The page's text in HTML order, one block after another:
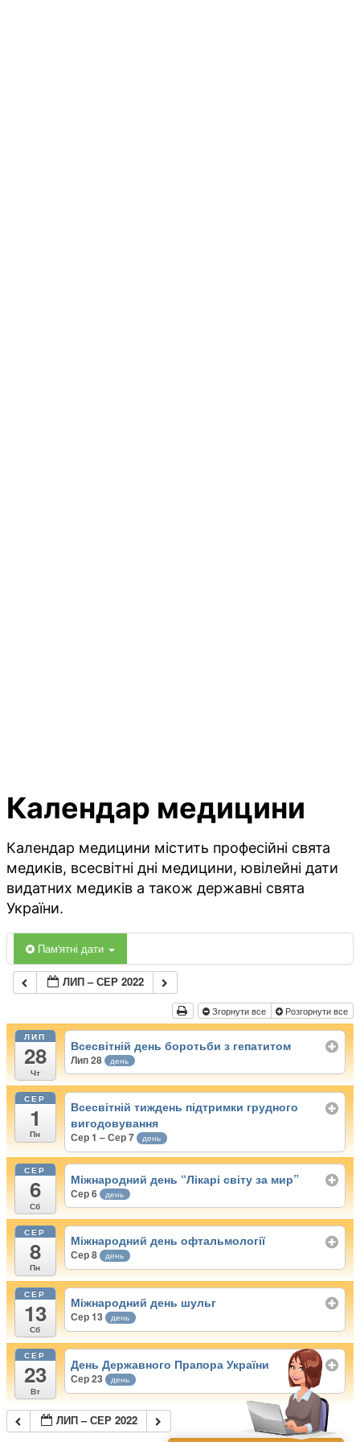
Календар медицини
Календар медицини містить професійні свята
медиків, всесвітні дні медицини, ювілейні дати
видатних медиків а також державні свята
України.
Пам'ятні дати
ЛИП – СЕР 2022
Згорнути все Розгорнути все
ЛИП
28
Чт
Всесвітній день боротьби з гепатитом
Лип 28 день
СЕР
1
Пн
Всесвітній тиждень підтримки грудного
вигодовування
Сер 1 – Сер 7 день
СЕР
6
Сб
Міжнародний день “Лікарі світу за мир”
Сер 6 день
СЕР
8
Пн
Міжнародний день офтальмології
Сер 8 день
СЕР
13
Сб
Міжнародний день шульг
Сер 13 день
СЕР
23
Вт
День Державного Прапора України
Сер 23 день
ЛИП – СЕР 2022